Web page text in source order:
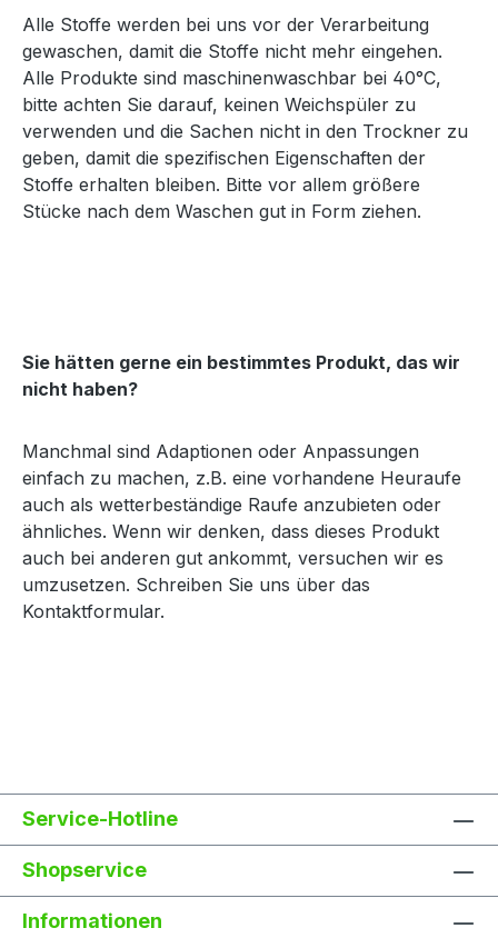
Alle Stoffe werden bei uns vor der Verarbeitung
gewaschen, damit die Stoffe nicht mehr eingehen.
Alle Produkte sind maschinenwaschbar bei 40°C,
bitte achten Sie darauf, keinen Weichspüler zu
verwenden und die Sachen nicht in den Trockner zu
geben, damit die spezifischen Eigenschaften der
Stoffe erhalten bleiben. Bitte vor allem größere
Stücke nach dem Waschen gut in Form ziehen.
Sie hätten gerne ein bestimmtes Produkt, das wir
nicht haben?
Manchmal sind Adaptionen oder Anpassungen
einfach zu machen, z.B. eine vorhandene Heuraufe
auch als wetterbeständige Raufe anzubieten oder
ähnliches. Wenn wir denken, dass dieses Produkt
auch bei anderen gut ankommt, versuchen wir es
umzusetzen. Schreiben Sie uns über das
Kontaktformular.
Service-Hotline
Shopservice
Informationen